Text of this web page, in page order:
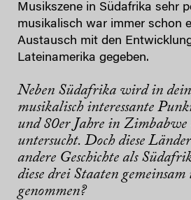
Musikszene in Südafrika sehr
musikalisch war immer schon
Austausch mit den
Lateinamerika gegeben.
Neben Südafrika wird in
musikalisch interessante
und 80er Jahre in
untersucht. Doch diese
andere Geschichte als
diese drei Staaten
genommen?